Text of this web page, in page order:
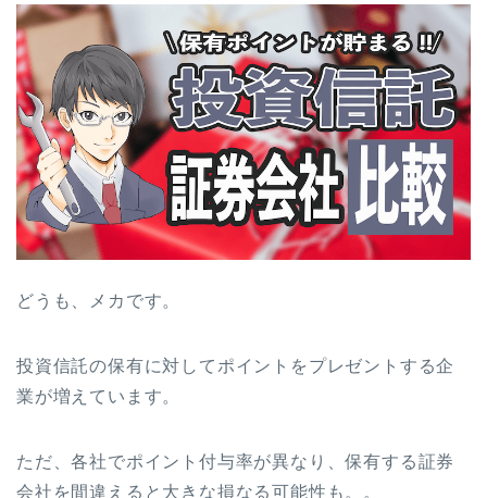
どうも、メカです。
投資信託の保有に対してポイントをプレゼントする企
業が増えています。
ただ、各社でポイント付与率が異なり、保有する証券
会社を間違えると大きな損なる可能性も。。